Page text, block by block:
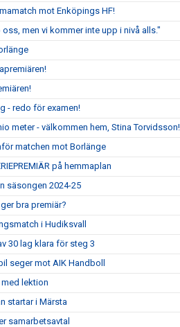
mot Enköpings HF!
men vi kommer inte upp i nivå alls."
- redo för examen!
meter - välkommen hem, Stina Torvidsson!
matchen mot Borlänge
på hemmaplan
säsongen 2024-25
bra premiär?
i Hudiksvall
30 lag klara för steg 3
seger mot AIK Handboll
lektion
startar i Märsta
samarbetsavtal